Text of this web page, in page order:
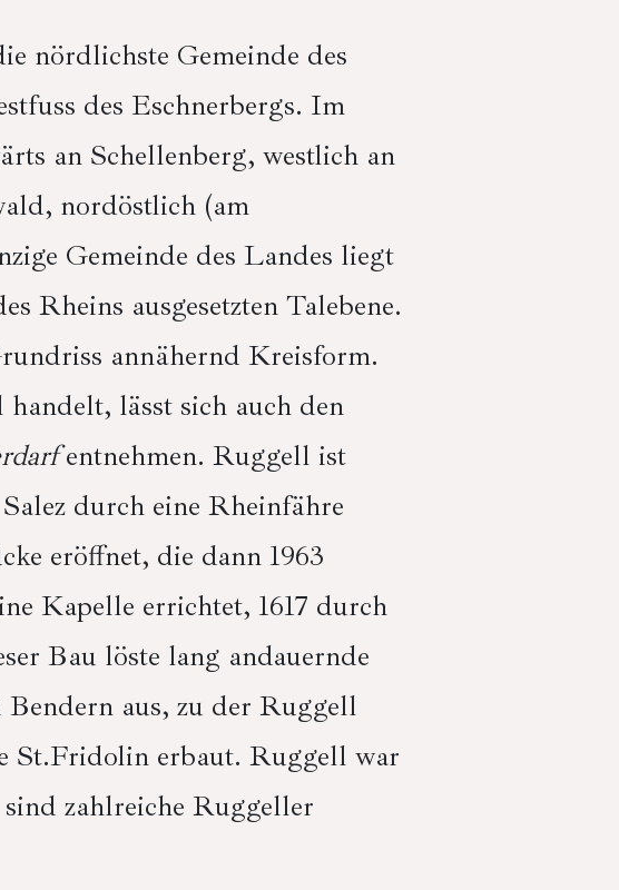
nördlichste Gemeinde des
des Eschnerbergs. Im
an Schellenberg, westlich an
nordöstlich (am
Gemeinde des Landes liegt
Rheins ausgesetzten Talebene.
annähernd Kreisform.
lässt sich auch den
entnehmen. Ruggell ist
durch eine Rheinfähre
eröffnet, die dann 1963
Kapelle errichtet, 1617 durch
Bau löste lang andauernde
aus, zu der Ruggell
St.Fridolin erbaut. Ruggell war
zahlreiche Ruggeller